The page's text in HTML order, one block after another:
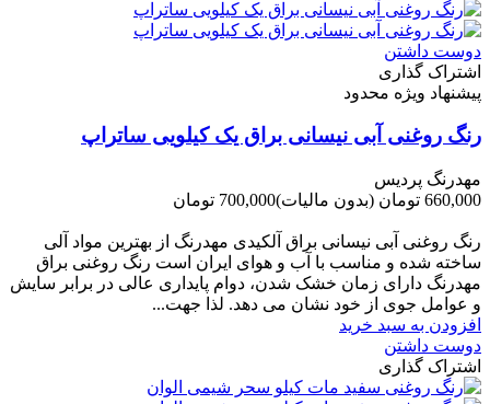
دوست داشتن
اشتراک گذاری
پیشنهاد ویژه محدود
رنگ روغنی آبی نیسانی براق یک کیلویی ساتراپ
مهدرنگ پردیس
660,000 تومان
(بدون مالیات)700,000 تومان
رنگ روغنی آبی نیسانی براق آلکیدی مهدرنگ از بهترین مواد آلی
ساخته شده و مناسب با آب و هوای ایران است رنگ روغنی براق
مهدرنگ دارای زﻣﺎن ﺧﺸﮏ ﺷﺪن، دوام ﭘﺎﯾﺪاری عالی در ﺑﺮاﺑﺮ ﺳﺎﯾﺶ
و ﻋﻮاﻣﻞ ﺟﻮی از ﺧﻮد ﻧﺸﺎن ﻣﯽ دﻫﺪ. ﻟﺬا ﺟﻬﺖ...
افزودن به سبد خرید
دوست داشتن
اشتراک گذاری